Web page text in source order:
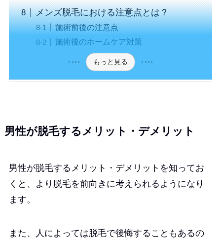
メンズ脱毛における注意点とは？
施術前後の注意点
施術後のホームケア対策
もっと見る
男性が脱毛するメリット・デメリット
男性が脱毛するメリット・デメリットを知ってお
くと、より脱毛を前向きに考えられるようになり
ます。
また、人によっては脱毛で後悔することもあるの